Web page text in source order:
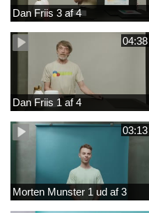
Dan Friis 3 af 4
04:38
Dan Friis 1 af 4
03:13
Morten Munster 1 ud af 3